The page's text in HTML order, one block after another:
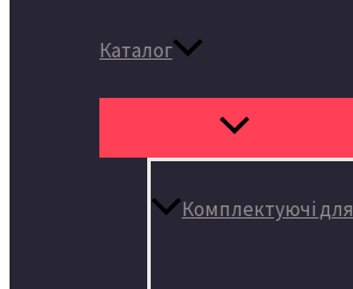
Каталог
Комплектуючі для